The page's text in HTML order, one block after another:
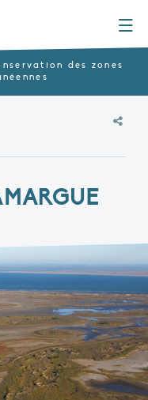
des zones